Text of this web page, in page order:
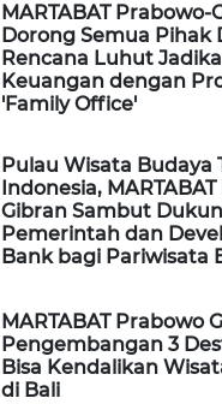
MARTABAT Prabowo-
Dorong Semua Pihak
Rencana Luhut
Keuangan dengan
'Family Office'
Pulau Wisata Budaya
Indonesia,
Gibran Sambut
Pemerintah dan
Bank bagi Pariwisata
MARTABAT Prabowo
Pengembangan 3
Bisa Kendalikan
di Bali